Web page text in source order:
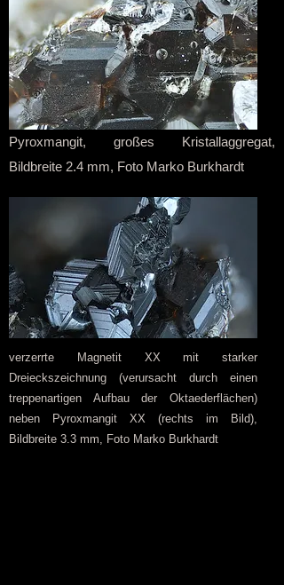
Pyroxmangit, großes Kristallaggregat,
Bildbreite 2.4 mm, Foto Marko Burkhardt
verzerrte Magnetit XX mit starker
Dreieckszeichnung (verursacht durch einen
treppenartigen Aufbau der Oktaederflächen)
neben Pyroxmangit XX (rechts im Bild),
Bildbreite 3.3 mm, Foto Marko Burkhardt